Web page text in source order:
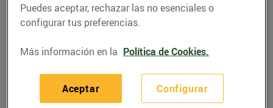
RECETAS
Puedes aceptar, rechazar las no esenciales o
configurar tus preferencias.
Más información en la Política de Cookies.
Configurar
Aceptar